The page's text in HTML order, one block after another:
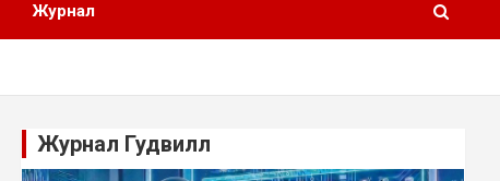
Журнал
Журнал Гудвилл